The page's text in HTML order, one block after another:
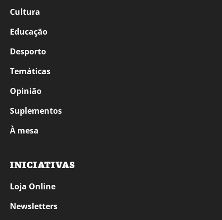
Cultura
Educação
Desporto
Temáticas
Opinião
Suplementos
À mesa
INICIATIVAS
Loja Online
Newsletters